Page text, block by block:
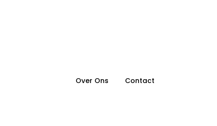
Over Ons Contact